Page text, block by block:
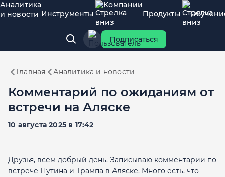
Аналитика
и новости Инструменты
Компании
Продукты
Подписаться
Главная Аналитика и новости
Комментарий по ожиданиям от
встречи на Аляске
10 августа 2025 в 17:42
Друзья, всем добрый день. Записываю комментарии по
встрече Путина и Трампа в Аляске. Много есть, что